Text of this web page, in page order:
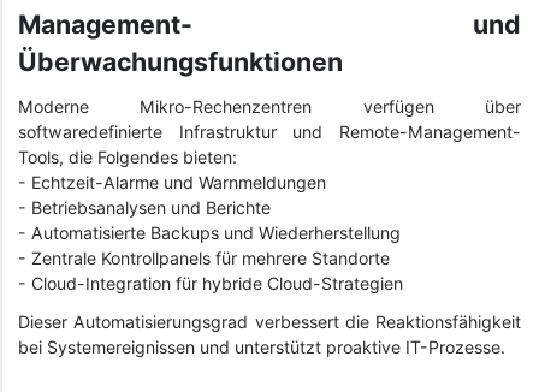
Management- und
Überwachungsfunktionen
Moderne Mikro-Rechenzentren verfügen über
softwaredefinierte Infrastruktur und Remote-Management-
Tools, die Folgendes bieten:
- Echtzeit-Alarme und Warnmeldungen
- Betriebsanalysen und Berichte
- Automatisierte Backups und Wiederherstellung
- Zentrale Kontrollpanels für mehrere Standorte
- Cloud-Integration für hybride Cloud-Strategien
Dieser Automatisierungsgrad verbessert die Reaktionsfähigkeit
bei Systemereignissen und unterstützt proaktive IT-Prozesse.